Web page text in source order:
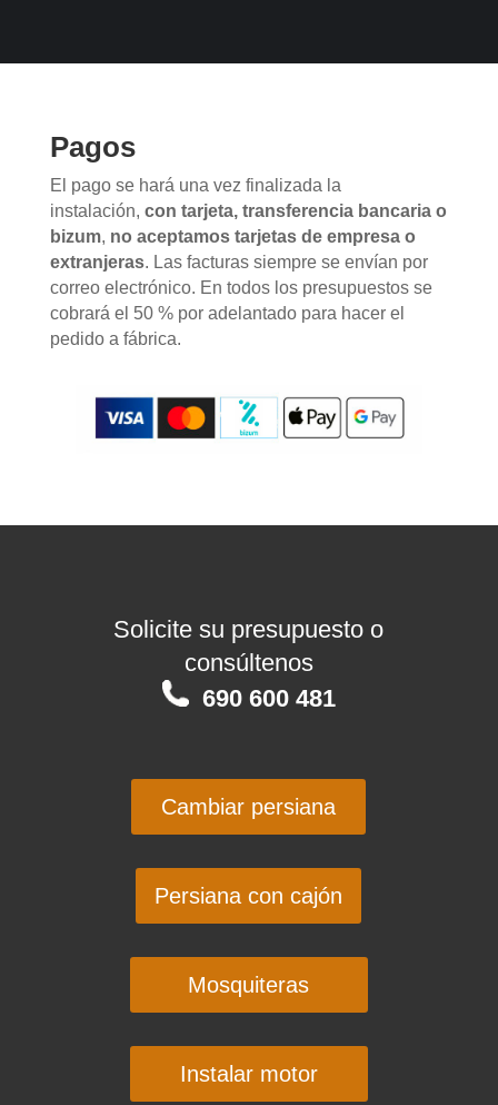
Pagos
El pago se hará una vez finalizada la
instalación, con tarjeta, transferencia bancaria o
bizum, no aceptamos tarjetas de empresa o
extranjeras. Las facturas siempre se envían por
correo electrónico. En todos los presupuestos se
cobrará el 50 % por adelantado para hacer el
pedido a fábrica.
Solicite su presupuesto o
consúltenos
690 600 481
Cambiar persiana
Persiana con cajón
Mosquiteras
Instalar motor